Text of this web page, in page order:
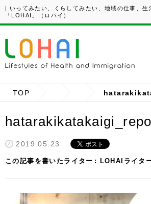
| いってみたい、くらしてみたい、地域の仕事、生
「LOHAI」（ロハイ）
TOP
2019.05.23
この記事を書いたライター LOHAIライタ